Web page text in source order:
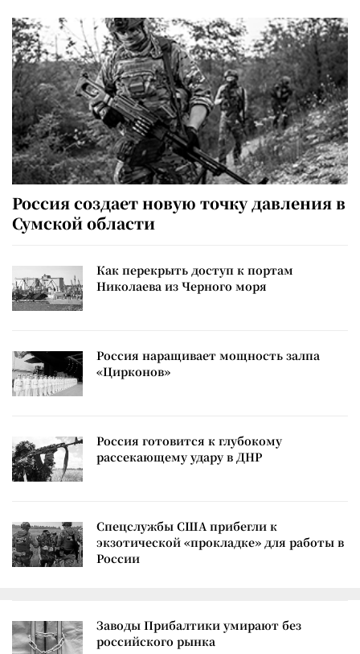
Россия создает новую точку давления в
Сумской области
Как перекрыть доступ к портам
Николаева из Черного моря
Россия наращивает мощность залпа
«Цирконов»
Россия готовится к глубокому
рассекающему удару в ДНР
Спецслужбы США прибегли к
экзотической «прокладке» для работы в
России
Заводы Прибалтики умирают без
российского рынка